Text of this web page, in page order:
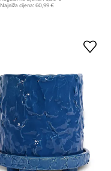
Najniža cijena:60,99 €